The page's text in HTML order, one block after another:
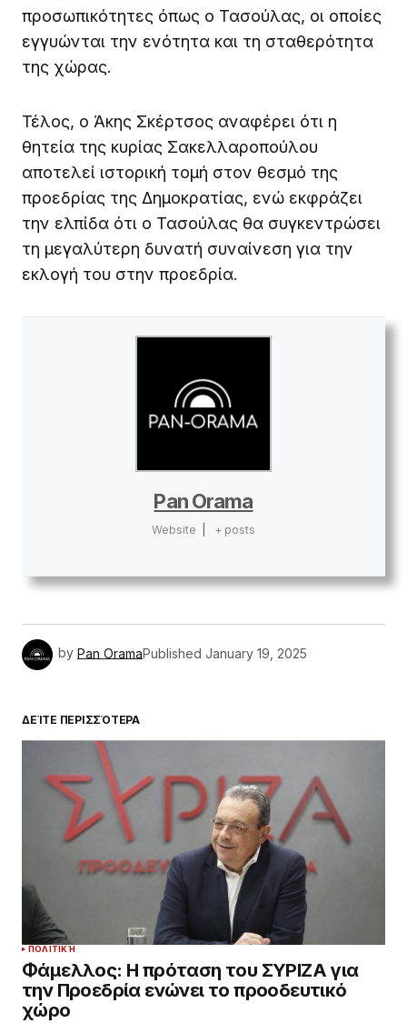
προσωπικότητες όπως ο Τασούλας, οι οποίες
εγγυώνται την ενότητα και τη σταθερότητα
της χώρας.
Τέλος, ο Άκης Σκέρτσος αναφέρει ότι η
θητεία της κυρίας Σακελλαροπούλου
αποτελεί ιστορική τομή στον θεσμό της
προεδρίας της Δημοκρατίας, ενώ εκφράζει
την ελπίδα ότι ο Τασούλας θα συγκεντρώσει
τη μεγαλύτερη δυνατή συναίνεση για την
εκλογή του στην προεδρία.
Pan Orama
Website + posts
by Pan OramaPublished January 19, 2025
ΔΕΊΤΕ ΠΕΡΙΣΣΌΤΕΡΑ
ΠΟΛΙΤΙΚΉ
Φάμελλος: Η πρόταση του ΣΥΡΙΖΑ για
την Προεδρία ενώνει το προοδευτικό
χώρο